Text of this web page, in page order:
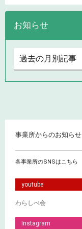
お知らせ
事業所からのお知らせ
各事業所のSNSはこちら
youtube
わらしべ会
Instagram